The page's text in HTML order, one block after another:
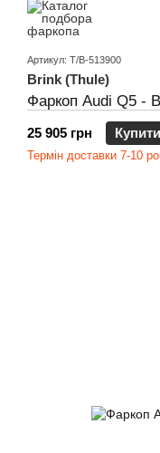
Артикул: T/B-513900
Brink (Thule)
Фаркоп Audi Q5 -
25 905 грн Купити
Термін доставки 7-10